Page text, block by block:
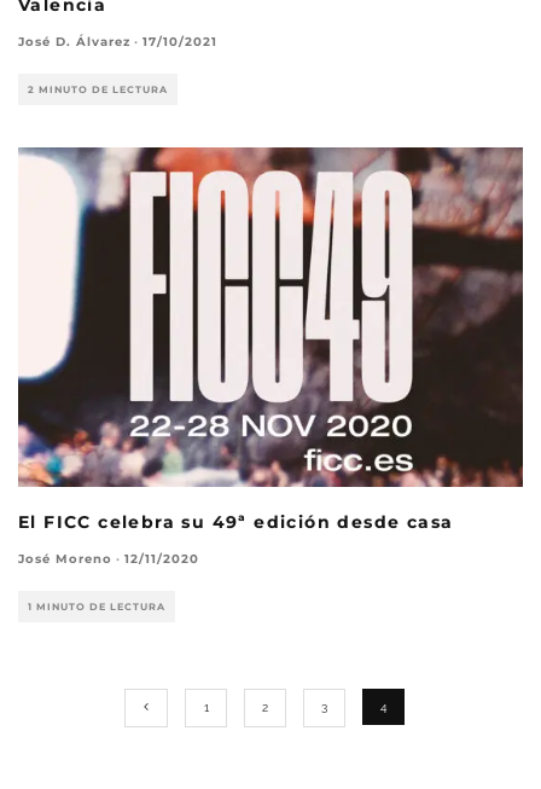
Valencia
José D. Álvarez · 17/10/2021
2 MINUTO DE LECTURA
El FICC celebra su 49ª edición desde casa
José Moreno · 12/11/2020
1 MINUTO DE LECTURA
1 2 3 4